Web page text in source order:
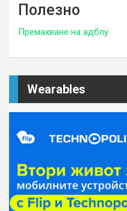
Полезно
Премахване на адблу
Wearables